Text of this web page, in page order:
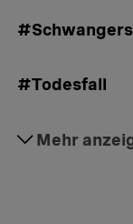
#Todesfall
Mehr
#Trauer